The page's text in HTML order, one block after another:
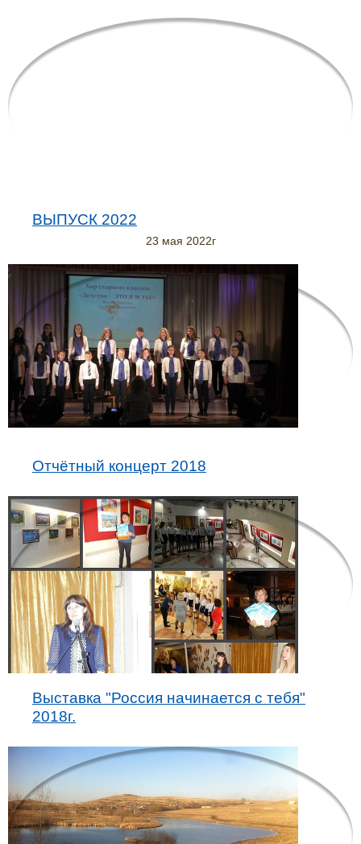
ВЫПУСК 2022
23 мая 2022г
Отчётный концерт 2018
Выставка "Россия начинается с тебя"
2018г.